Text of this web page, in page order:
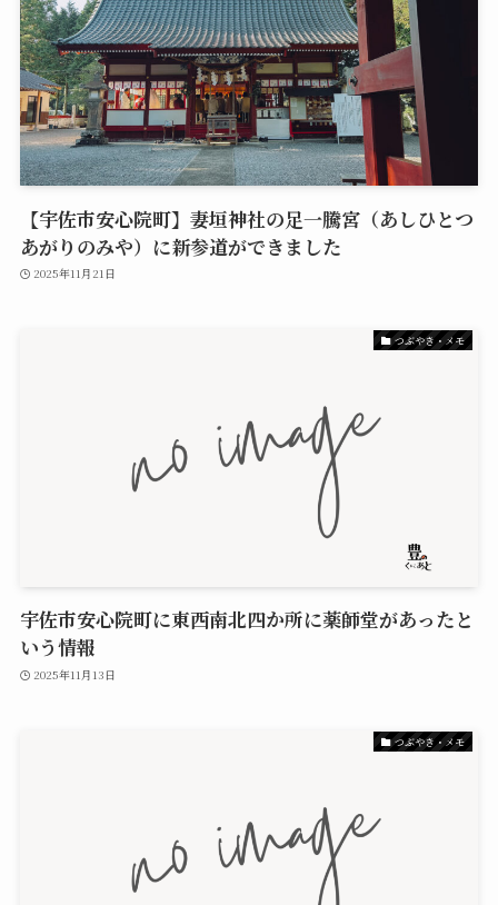
【宇佐市安心院町】妻垣神社の足一騰宮（あしひとつ
あがりのみや）に新参道ができました
2025年11月21日
つぶやき・メモ
宇佐市安心院町に東西南北四か所に薬師堂があったと
いう情報
2025年11月13日
つぶやき・メモ